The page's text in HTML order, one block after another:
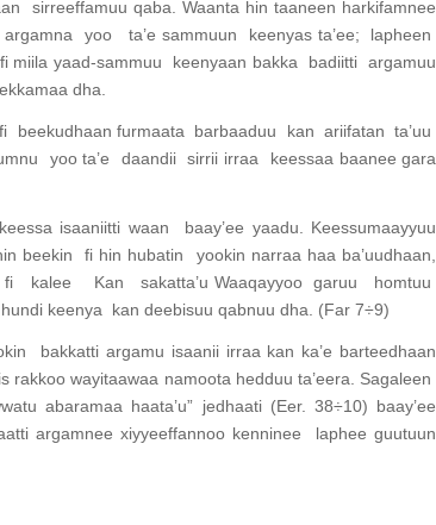
sirreeffamuu qaba. Waanta hin taaneen harkifamnee
yoo ta’e sammuun keenyas ta’ee; lapheen
yaad-sammuu keenyaan bakka badiitti argamuu
dha.
furmaata barbaaduu kan ariifatan ta’uu
yoo ta’e daandii sirrii irraa keessaa baanee gara
isaaniitti waan baay’ee yaadu. Keessumaayyuu
beekin fi hin hubatin yookin narraa haa ba’uudhaan,
kalee Kan sakatta’u Waaqayyoo garuu homtuu
keenya kan deebisuu qabnuu dha. (Far 7÷9)
bakkatti argamu isaanii irraa kan ka’e barteedhaan
wayitaawaa namoota hedduu ta’eera. Sagaleen
haata’u” jedhaati (Eer. 38÷10) baay’ee
argamnee xiyyeeffannoo kenninee laphee guutuun